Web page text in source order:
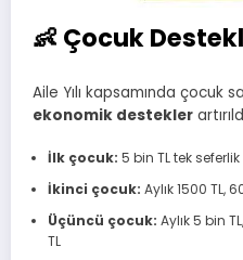
👶 Çocuk
Aile Yılı kapsamında çocuk
ekonomik destekler
İlk çocuk: 5 bin TL tek
İkinci çocuk: Aylık 1500
Üçüncü çocuk: Aylık 5 bin
TL